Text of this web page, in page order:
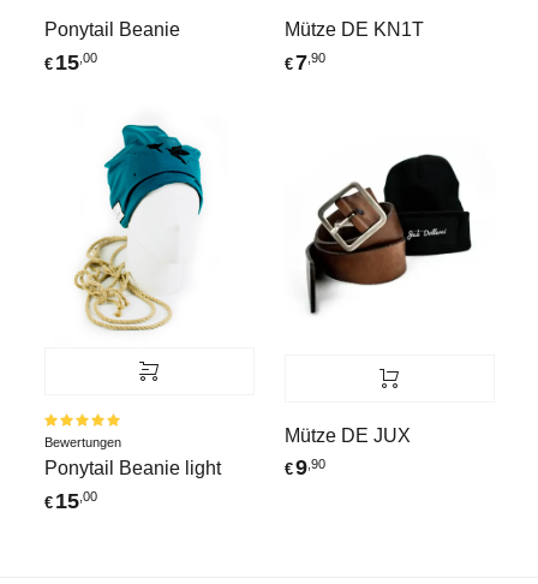
Ponytail Beanie
€ 15 ,00
Mütze DE KN1T
€7 ,90
Bewertet
5.00
von 5
Bewertungen
Ponytail Beanie light
€ 15 ,00
Mütze DE JUX
€9 ,90